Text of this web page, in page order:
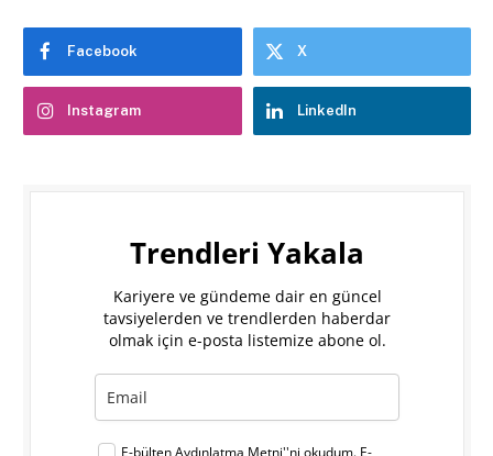
Facebook X
Instagram LinkedIn
Trendleri Yakala
Kariyere ve gündeme dair en güncel
tavsiyelerden ve trendlerden haberdar
olmak için e-posta listemize abone ol.
E-bültenAydınlatma Metni''ni okudum. E-